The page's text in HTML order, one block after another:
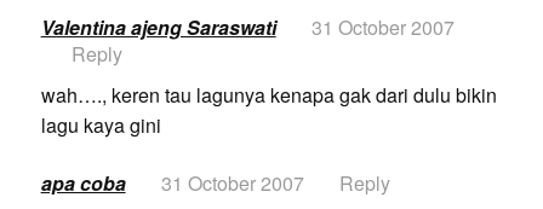
Valentina ajeng Saraswati
31 October 2007
Reply
wah…., keren tau lagunya kenapa gak dari dulu bikin
lagu kaya gini
apa coba 31 October 2007
Reply